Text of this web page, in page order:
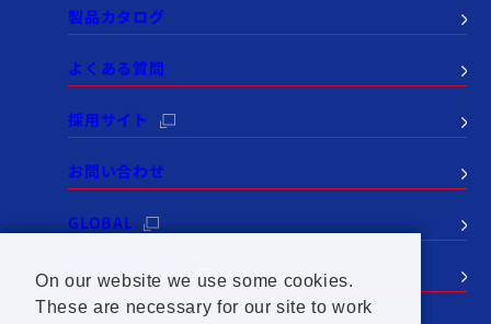
製品カタログ
よくある質問
採用サイト
お問い合わせ
GLOBAL
CANYCOM USA
On our website we use some cookies.
These are necessary for our site to work